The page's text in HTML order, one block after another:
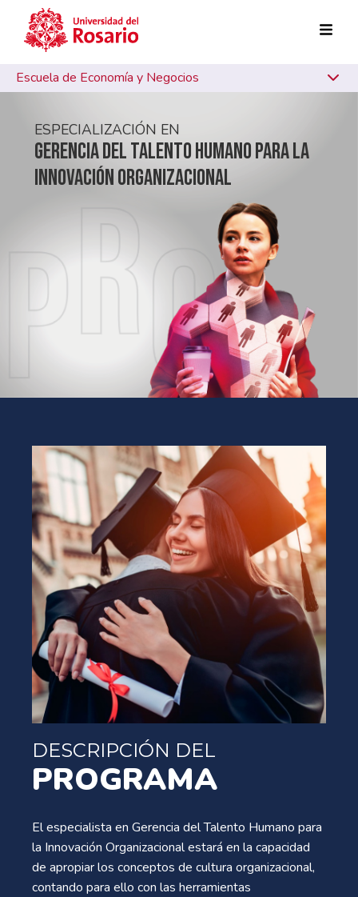
Pasar al contenido principal
Escuela de Economía y Negocios
ESPECIALIZACIÓN EN
GERENCIA DEL TALENTO HUMANO PARA LA
INNOVACIÓN ORGANIZACIONAL
DESCRIPCIÓN DEL
PROGRAMA
El especialista en Gerencia del Talento Humano para
la Innovación Organizacional estará en la capacidad
de apropiar los conceptos de cultura organizacional,
contando para ello con las herramientas